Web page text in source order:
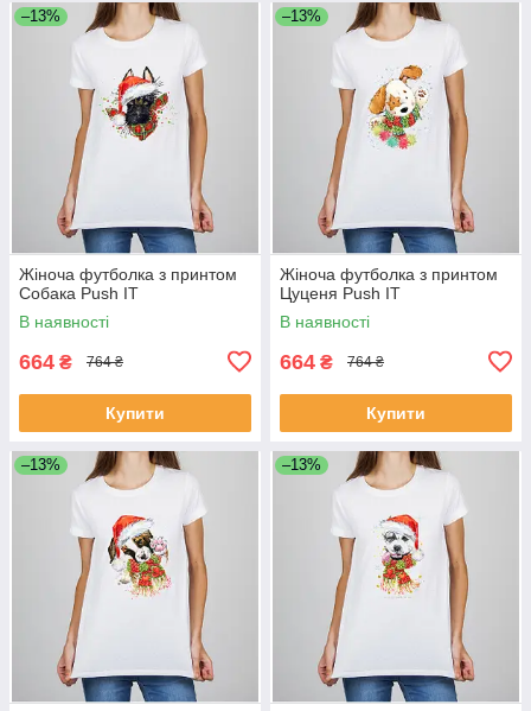
–13%
Жіноча футболка з принтом
Собака Push IT
В наявності
664 ₴ 764 ₴
Купити
–13%
Жіноча футболка з принтом
Цуценя Push IT
В наявності
664 ₴ 764 ₴
Купити
–13% –13%